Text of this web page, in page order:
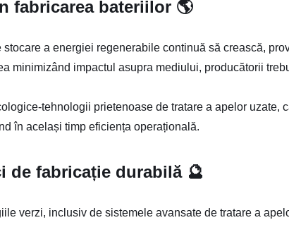
fabricarea bateriilor 🌎
a energiei regenerabile continuă să crească,
minimizând impactul asupra mediului, producătorii
tehnologii prietenoase de tratare a apelor uzate,
în același timp eficiența operațională.
de fabricație durabilă 🔮
verzi, inclusiv de sistemele avansate de tratare a